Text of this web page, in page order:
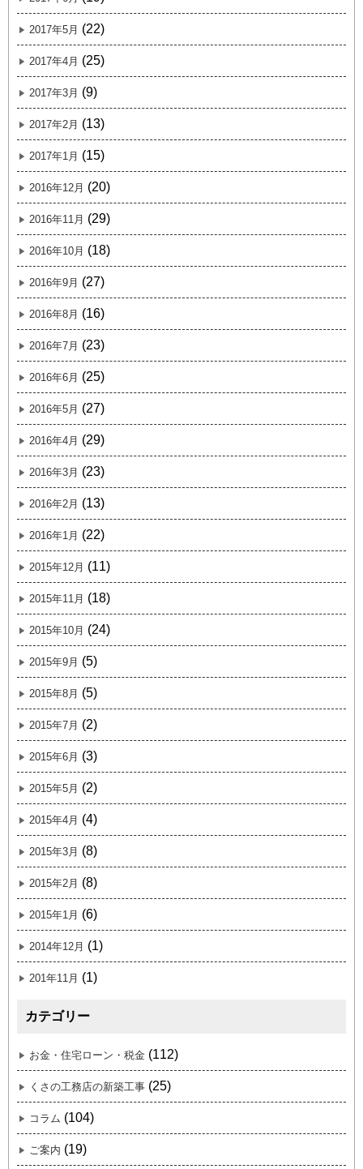
2017年5月 (22)
2017年4月 (25)
2017年3月 (9)
2017年2月 (13)
2017年1月 (15)
2016年12月 (20)
2016年11月 (29)
2016年10月 (18)
2016年9月 (27)
2016年8月 (16)
2016年7月 (23)
2016年6月 (25)
2016年5月 (27)
2016年4月 (29)
2016年3月 (23)
2016年2月 (13)
2016年1月 (22)
2015年12月 (11)
2015年11月 (18)
2015年10月 (24)
2015年9月 (5)
2015年8月 (5)
2015年7月 (2)
2015年6月 (3)
2015年5月 (2)
2015年4月 (4)
2015年3月 (8)
2015年2月 (8)
2015年1月 (6)
2014年12月 (1)
201年11月 (1)
カテゴリー
お金・住宅ローン・税金 (112)
くさの工務店の新築工事 (25)
コラム (104)
ご案内 (19)